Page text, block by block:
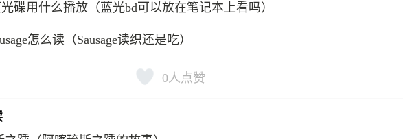
碟用什么播放（蓝光bd可以放在笔记本上看吗）
怎么读（Sausage读织还是吃）
0人点赞